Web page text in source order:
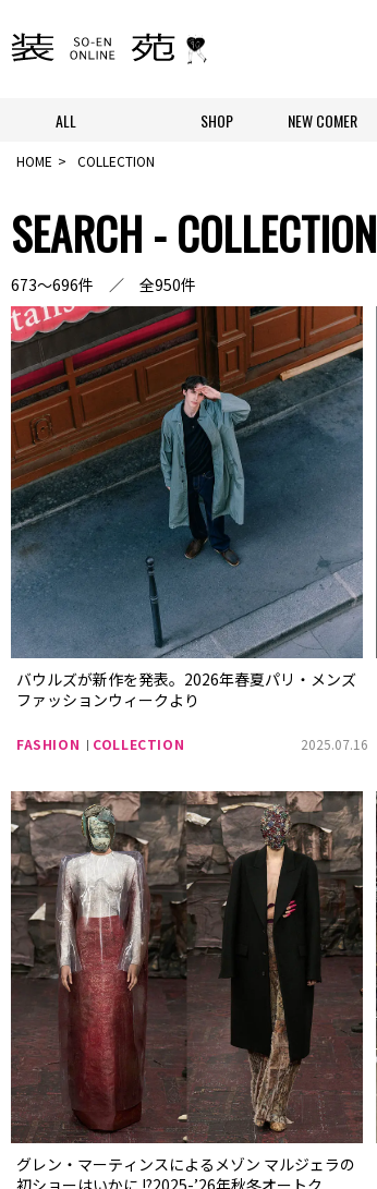
ALL SHOP NEW COMER
HOME COLLECTION
SEARCH - COLLECTION
673～696件 ／ 全950件
バウルズが新作を発表。2026年春夏パリ・メンズ
ファッションウィークより
FASHION COLLECTION 2025.07.16
グレン・マーティンスによるメゾン マルジェラの